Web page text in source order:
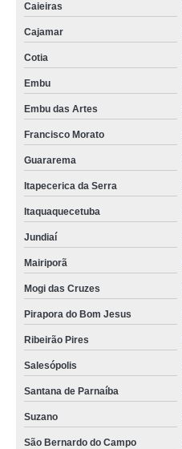
Caieiras
Cajamar
Cotia
Embu
Embu das Artes
Francisco Morato
Guararema
Itapecerica da Serra
Itaquaquecetuba
Jundiaí
Mairiporã
Mogi das Cruzes
Pirapora do Bom Jesus
Ribeirão Pires
Salesópolis
Santana de Parnaíba
Suzano
São Bernardo do Campo